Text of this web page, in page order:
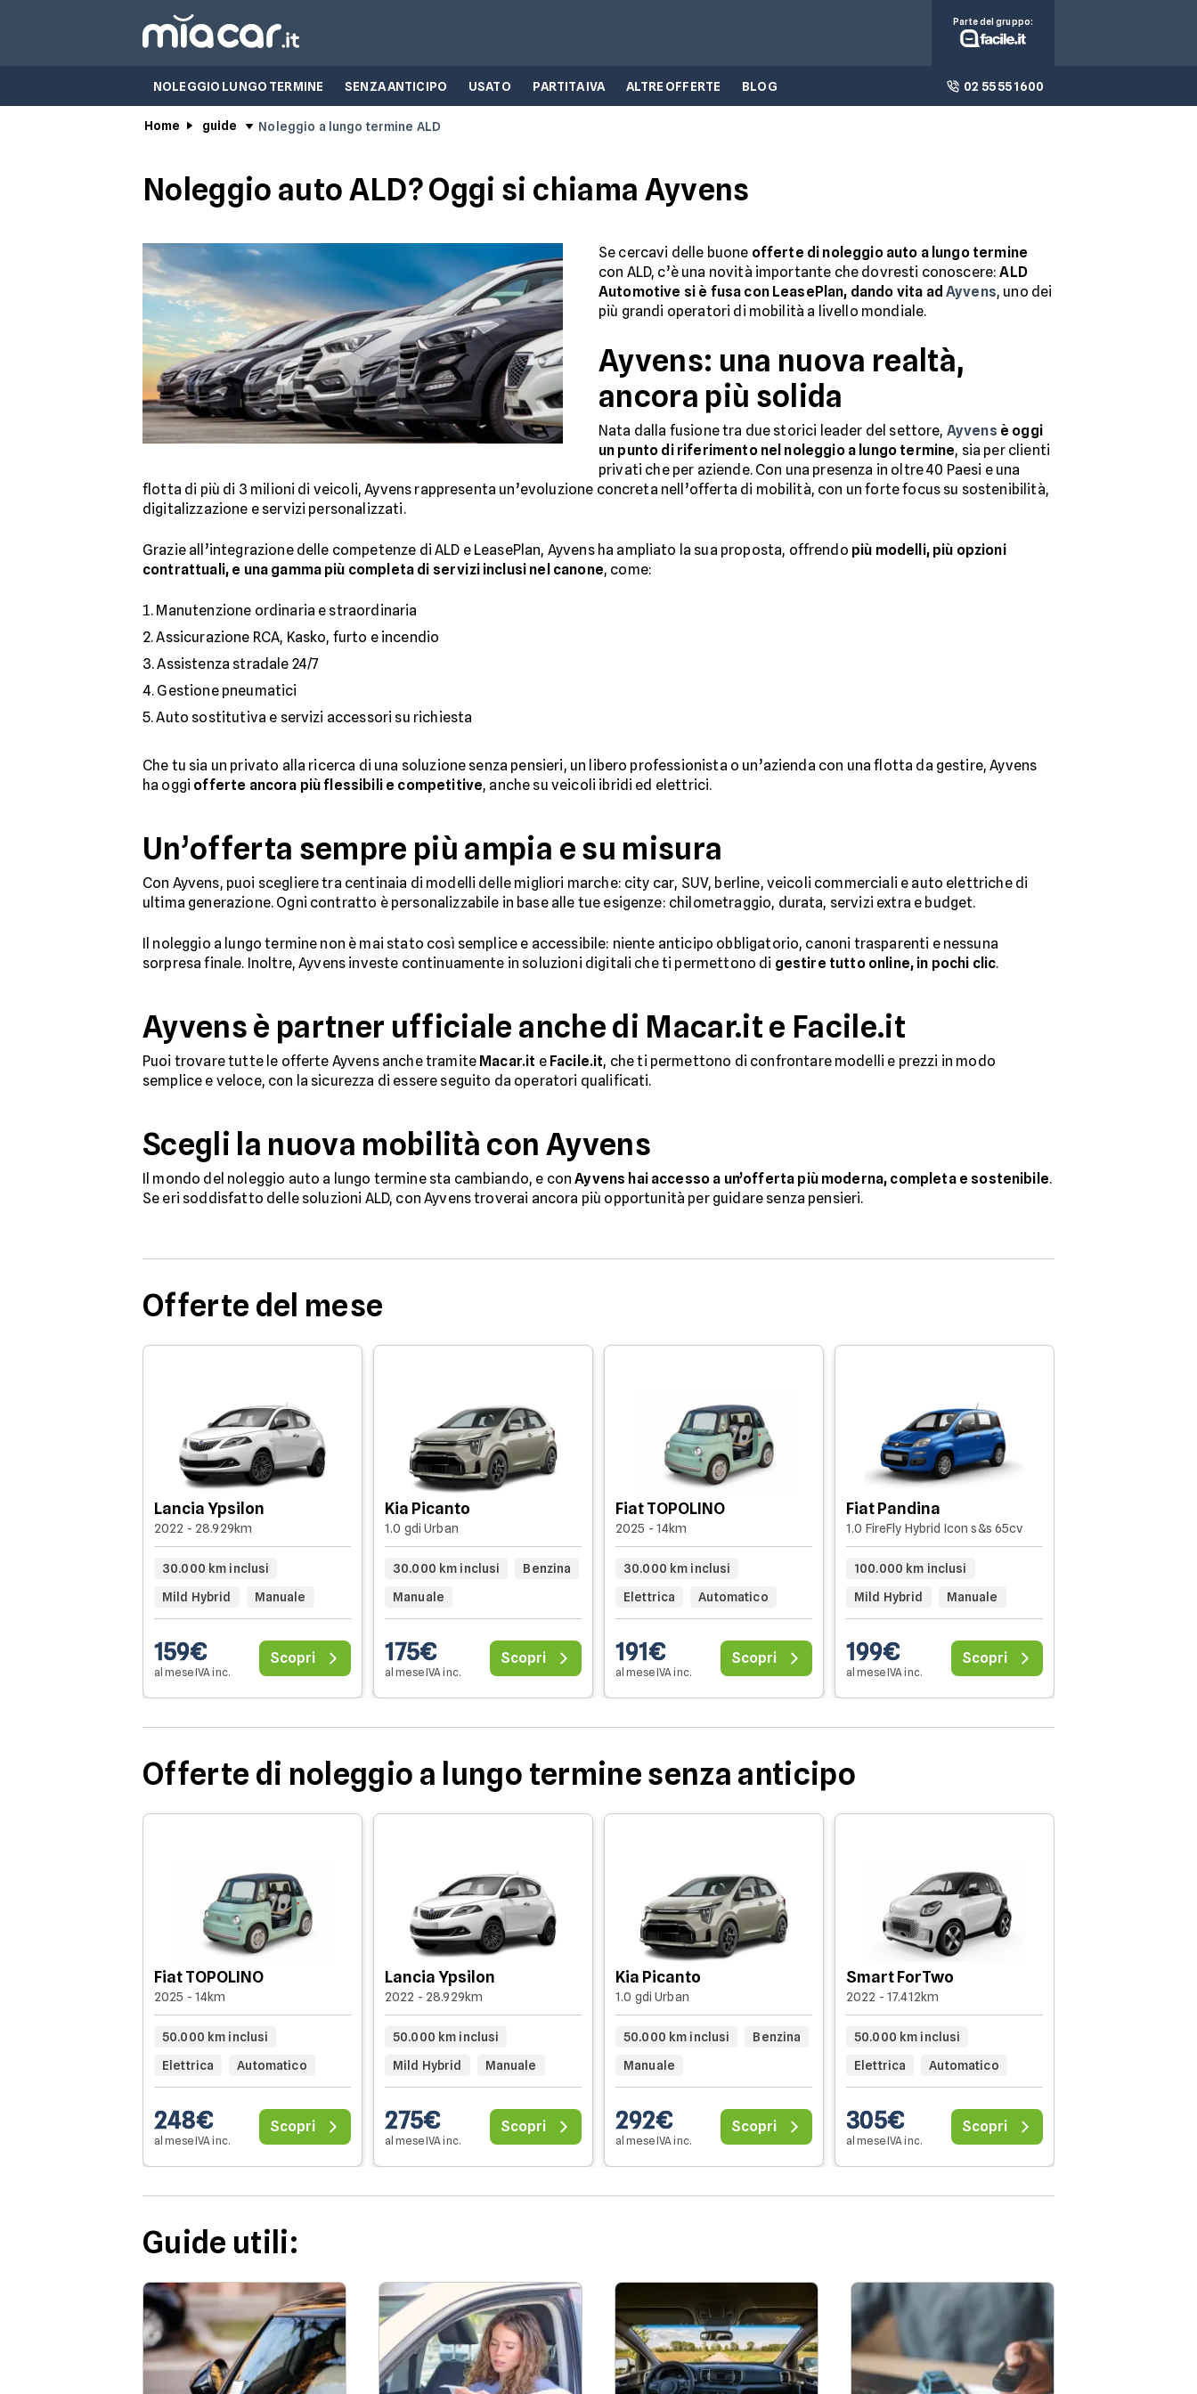
NOLEGGIO LUNGO TERMINE SENZA ANTICIPO USATO PARTITA IVA ALTRE OFFERTE BLOG 02 55 55 1600
Parte del gruppo:
Home guide Noleggio a lungo termine ALD
Noleggio auto ALD? Oggi si chiama Ayvens
Se cercavi delle buone offerte di noleggio auto a lungo termine
con ALD, c’è una novità importante che dovresti conoscere:ALD
Automotive si è fusa con LeasePlan, dando vita ad Ayvens, uno dei
più grandi operatori di mobilità a livello mondiale.
Ayvens: una nuova realtà,
ancora più solida
Nata dalla fusione tra due storici leader del settore, Ayvens è oggi
un punto di riferimento nel noleggio a lungo termine, sia per clienti
privati che per aziende. Con una presenza in oltre 40 Paesi e una
flotta di più di 3 milioni di veicoli, Ayvens rappresenta un’evoluzione concreta nell’offerta di mobilità, con un forte focus su sostenibilità,
digitalizzazione e servizi personalizzati.
Grazie all’integrazione delle competenze di ALD e LeasePlan, Ayvens ha ampliato la sua proposta, offrendo più modelli, più opzioni
contrattuali, e una gamma più completa di servizi inclusi nel canone, come:
Manutenzione ordinaria e straordinaria
Assicurazione RCA, Kasko, furto e incendio
Assistenza stradale 24/7
Gestione pneumatici
Auto sostitutiva e servizi accessori su richiesta
Che tu sia un privato alla ricerca di una soluzione senza pensieri, un libero professionista o un’azienda con una flotta da gestire, Ayvens
ha oggi offerte ancora più flessibili e competitive, anche su veicoli ibridi ed elettrici.
Un’offerta sempre più ampia e su misura
Con Ayvens, puoi scegliere tra centinaia di modelli delle migliori marche: city car, SUV, berline, veicoli commerciali e auto elettriche di
ultima generazione. Ogni contratto è personalizzabile in base alle tue esigenze: chilometraggio, durata, servizi extra e budget.
Il noleggio a lungo termine non è mai stato così semplice e accessibile: niente anticipo obbligatorio, canoni trasparenti e nessuna
sorpresa finale. Inoltre, Ayvens investe continuamente in soluzioni digitali che ti permettono di gestire tutto online, in pochi clic.
Ayvens è partner ufficiale anche di Macar.it e Facile.it
Puoi trovare tutte le offerte Ayvens anche tramite Macar.it e Facile.it, che ti permettono di confrontare modelli e prezzi in modo
semplice e veloce, con la sicurezza di essere seguito da operatori qualificati.
Scegli la nuova mobilità con Ayvens
Il mondo del noleggio auto a lungo termine sta cambiando, e conAyvens hai accesso a un’offerta più moderna, completa e sostenibile.
Se eri soddisfatto delle soluzioni ALD, con Ayvens troverai ancora più opportunità per guidare senza pensieri.
Offerte del mese
Lancia Ypsilon
2022 - 28.929km
30.000 km inclusi
Mild Hybrid
Manuale
159€
al mese IVA inc.
Scopri
Kia Picanto
1.0 gdi Urban
30.000 km inclusi
Benzina
Manuale
175€
al mese IVA inc.
Scopri
Fiat TOPOLINO
2025 - 14km
30.000 km inclusi
Elettrica
Automatico
191€
al mese IVA inc.
Scopri
Fiat Pandina
1.0 FireFly Hybrid Icon s&s 65cv
100.000 km inclusi
Mild Hybrid
Manuale
199€
al mese IVA inc.
Scopri
Offerte di noleggio a lungo termine senza anticipo
Fiat TOPOLINO
2025 - 14km
50.000 km inclusi
Elettrica
Automatico
248€
al mese IVA inc.
Scopri
Lancia Ypsilon
2022 - 28.929km
50.000 km inclusi
Mild Hybrid
Manuale
275€
al mese IVA inc.
Scopri
Kia Picanto
1.0 gdi Urban
50.000 km inclusi
Benzina
Manuale
292€
al mese IVA inc.
Scopri
Smart ForTwo
2022 - 17.412km
50.000 km inclusi
Elettrica
Automatico
305€
al mese IVA inc.
Scopri
Guide utili: